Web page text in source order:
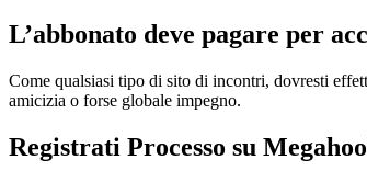
L’abbonato deve pagare per
Come qualsiasi tipo di sito di incontri, dovresti
amicizia o forse globale impegno.
Registrati Processo su